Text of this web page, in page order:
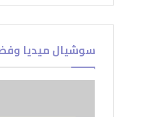
سوشيال ميديا